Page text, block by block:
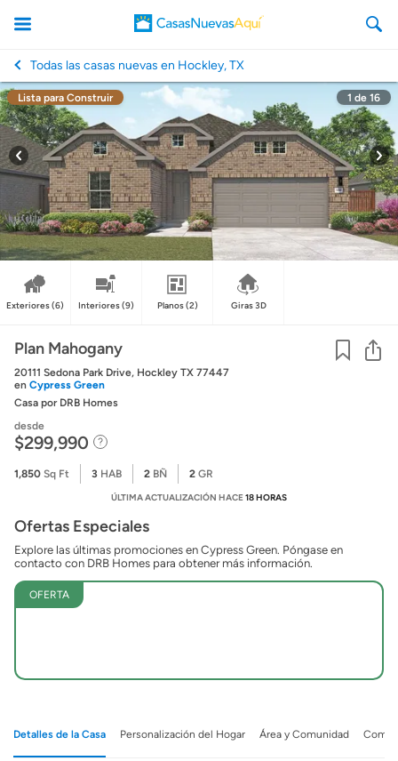
CasasNuevasAqui
Todas las casas nuevas en Hockley, TX
Lista para Construir 1 de 16
Exteriores(6) Interiores(9) Planos(2) Giras 3D
Plan Mahogany
20111 Sedona Park Drive, Hockley TX 77447
en Cypress Green
Casa por DRB Homes
desde
$299,990
1,850 Sq Ft 3 HAB 2 BÑ 2 GR
ÚLTIMA ACTUALIZACIÓN HACE18 HORAS
Ofertas Especiales
Explore las últimas promociones en Cypress Green. Póngase en
contacto con DRB Homes para obtener más información.
OFERTA
Detalles de la Casa Personalización del Hogar Área y Comunidad